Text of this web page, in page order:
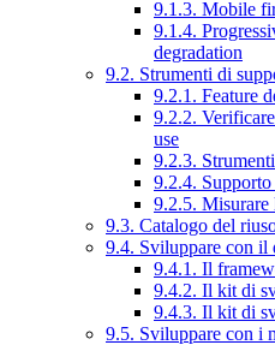
9.1.3. Mobile
9.1.4.
degradation
9.2. Strumenti di
9.2.1. Feature
9.2.2.
use
9.2.3.
9.2.4.
9.2.5. Misurare
9.3. Catalogo del
9.4. Sviluppare con il
9.4.1. Il
9.4.2. Il kit di
9.4.3. Il kit di
9.5. Sviluppare con i